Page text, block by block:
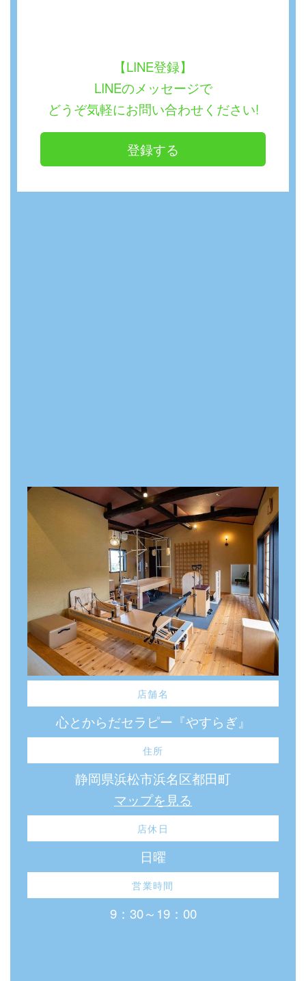
【LINE登録】
LINEのメッセージで
どうぞ気軽にお問い合わせください!
登録する
店舗名
心とからだセラピー『やすらぎ』
住所
静岡県浜松市浜名区都田町
マップを見る
店休日
日曜
営業時間
9：30～19：00